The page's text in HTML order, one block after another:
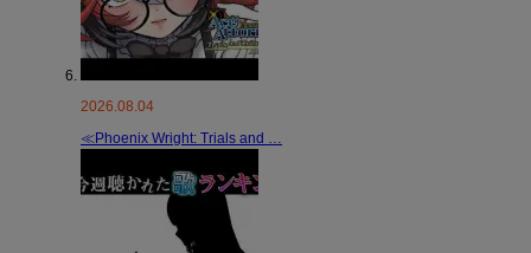
2026.08.04
≪Phoenix Wright: Trials and …